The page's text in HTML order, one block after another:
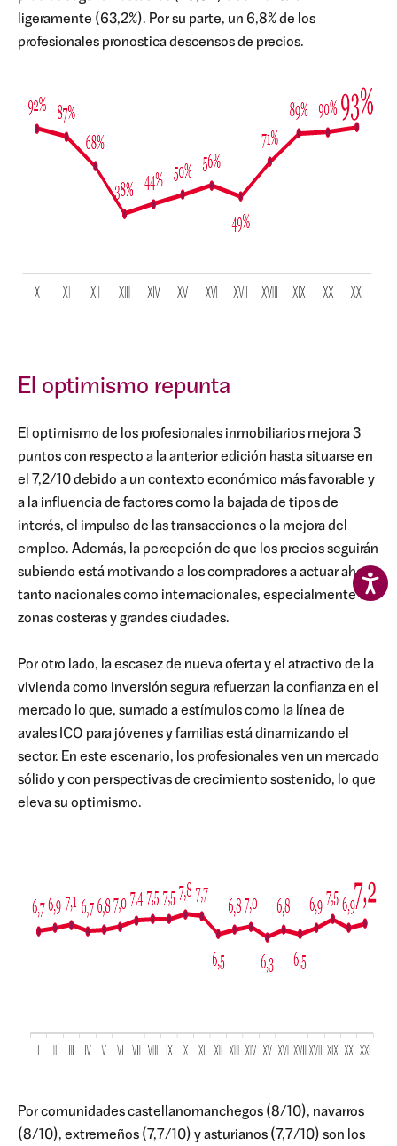
ligeramente (63,2%). Por su parte, un 6,8% de los
profesionales pronostica descensos de precios.
El optimismo repunta
El optimismo de los profesionales inmobiliarios mejora 3
puntos con respecto a la anterior edición hasta situarse en
el 7,2/10 debido a un contexto económico más favorable y
a la influencia de factores como la bajada de tipos de
interés, el impulso de las transacciones o la mejora del
empleo. Además, la percepción de que los precios seguirán
subiendo está motivando a los compradores a actuar ahora,
tanto nacionales como internacionales, especialmente en
zonas costeras y grandes ciudades.
Por otro lado, la escasez de nueva oferta y el atractivo de la
vivienda como inversión segura refuerzan la confianza en el
mercado lo que, sumado a estímulos como la línea de
avales ICO para jóvenes y familias está dinamizando el
sector. En este escenario, los profesionales ven un mercado
sólido y con perspectivas de crecimiento sostenido, lo que
eleva su optimismo.
Por comunidades castellanomanchegos (8/10), navarros
(8/10), extremeños (7,7/10) y asturianos (7,7/10) son los